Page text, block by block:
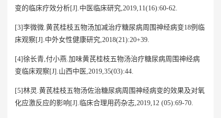
变的临床疗效分析[J].中医临床研究,2019,11(16):60-62.
[3]李微微.黄芪桂枝五物汤加减治疗糖尿病周围神经病变18例临
床观察[J].中外女性健康研究,2018(21):20+39.
[4]徐长青,付小燕.加味黄芪桂枝五物汤治疗糖尿病周围神经病
变临床观察[J].山西中医,2019,35(03):44.
[5]林灵.黄芪桂枝五物汤佐治糖尿病周围神经病变的效果及对氧
化应激反应的影响[J].临床合理用药杂志,2019,12 (05):69-70.